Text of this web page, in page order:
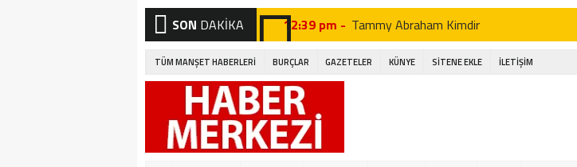
SON DAKİKA 12:39 pm - Tammy Abraham Kimdir
12:27 pm - Jhon Duran Kimdir
12:46 pm -
12:19 pm -
12:09 pm -
TÜM MANŞET HABERLERİ BURÇLAR GAZETELER KÜNYE SİTENE EKLE İLETİŞİM